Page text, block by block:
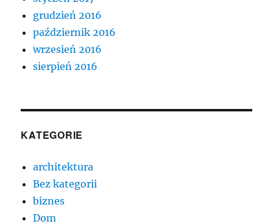
grudzień 2016
październik 2016
wrzesień 2016
sierpień 2016
KATEGORIE
architektura
Bez kategorii
biznes
Dom